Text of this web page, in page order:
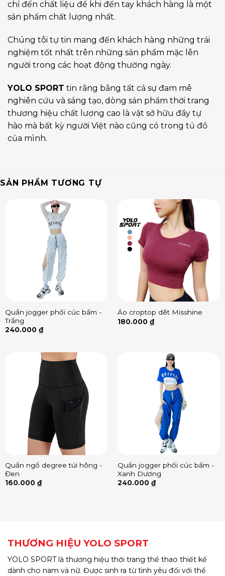
chỉ đến chất liệu để khi đến tay khách hàng là một
sản phẩm chất lượng nhất.
Chúng tôi tự tin mang đến khách hàng những trải
nghiệm tốt nhất trên những sản phẩm mặc lên
người trong các hoạt động thường ngày.
YOLO SPORT tin rằng bằng tất cả sự đam mê
nghiên cứu và sáng tạo, dòng sản phẩm thời trang
thương hiệu chất lượng cao là vật sở hữu đầy tự
hào mà bất kỳ người Việt nào cũng có trong tủ đồ
của mình.
SẢN PHẨM TƯƠNG TỰ
Quần jogger phối cúc bấm -
Trắng
240.000 ₫
Áo croptop dêt Misshine
180.000 ₫
Quần ngố degree túi hông -
Đen
160.000 ₫
Quần jogger phối cúc bấm -
Xanh Dương
240.000 ₫
THƯƠNG HIỆU YOLO SPORT
YOLO SPORT là thương hiệu thời trang thể thao thiết kế
dành cho nam và nữ. Được sinh ra từ tình yêu đối với thể